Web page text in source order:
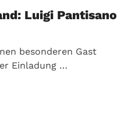
Luigi Pantisano
besonderen Gast
Einladung …